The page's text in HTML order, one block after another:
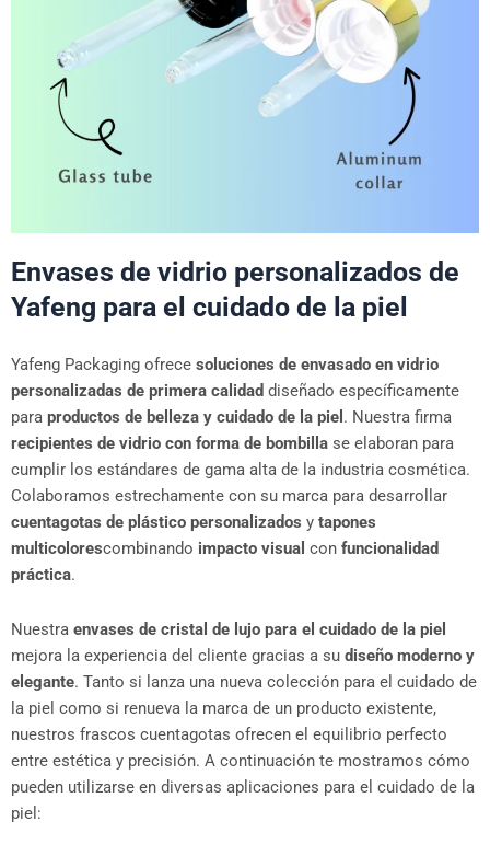
Envases de vidrio personalizados de
Yafeng para el cuidado de la piel
Yafeng Packaging ofrece soluciones de envasado en vidrio
personalizadas de primera calidad diseñado específicamente
para productos de belleza y cuidado de la piel . Nuestra firma
recipientes de vidrio con forma de bombilla se elaboran para
cumplir los estándares de gama alta de la industria cosmética.
Colaboramos estrechamente con su marca para desarrollar
cuentagotas de plástico personalizados y tapones
multicolorescombinando impacto visual con funcionalidad
práctica.
Nuestra envases de cristal de lujo para el cuidado de la piel
mejora la experiencia del cliente gracias a su diseño moderno y
elegante. Tanto si lanza una nueva colección para el cuidado de
la piel como si renueva la marca de un producto existente,
nuestros frascos cuentagotas ofrecen el equilibrio perfecto
entre estética y precisión. A continuación te mostramos cómo
pueden utilizarse en diversas aplicaciones para el cuidado de la
piel: